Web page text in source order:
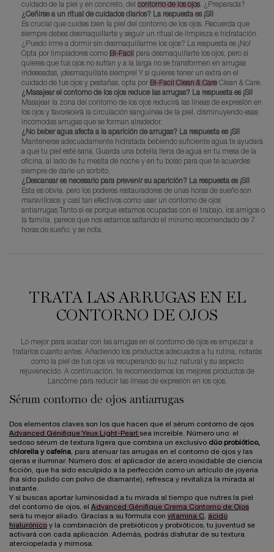
cuidado de la piel y en concreto, del contorno de los ojos . ¿Preparada?
¿Ceñirse a un ritual de cuidados diarios? La respuesta es ¡Sí!
Es crucial que cuides bien la piel del contorno de los ojos. Recuerda que
siempre debes desmaquillarte y seguir un ritual de limpieza e hidratación.
¿Puedo irme a dormir sin desmaquillarme los ojos? La respuesta es ¡No!
Opta por limpiadores como Bi-Facil
para desmaquillarte los ojos, pero si
quieres que tus ojos no sufran y a la larga no se transformen en arrugas
indeseadas, ¡desmaquíllate siempre! Y si quieres tener un extra en el
cuidado de tus ojos y pestañas, opta por Bi-Facil Clean & Care Clean & Care.
¿Masajear el contorno de los ojos reduce las arrugas? La respuesta es ¡Sí!
Masajear la zona del contorno de los ojos reducirá las líneas de expresión en
los ojos y favorecerá la circulación sanguínea de la piel, disminuyendo esas
incómodas arrugas que se forman alrededor.
¿No beber agua afecta a la aparición de arrugas? La respuesta es ¡Sí!
Mantenerse adecuadamente hidratada bebiendo suficiente agua te ayudará
a que tu piel esté sana. Guarda una botella llena de agua en tu mesa de la
oficina, al lado de tu mesita de noche y en tu bolso para que te acuerdes
siempre de darle un sorbito.
¿Descansar es necesario para prevenir su aparición? La respuesta es ¡Sí!
Esta es obvia, pero los poderes restauradores de unas horas de sueño son
maravillosos y casi tan efectivos como usar un contorno de ojos
antiarrugas.Tanto si es porque estamos ocupadas con el trabajo, los amigos o
la familia, parece que nos estamos saltando el mínimo recomendado de 7
horas de sueño; y se nota.
TRATA LAS ARRUGAS EN EL
CONTORNO DE OJOS
Lo mejor para acabar con las arrugas en el contorno de ojos es empezar a
tratarlos cuanto antes. Añadiendo los productos adecuados a tu rutina, notarás
como la piel de tus ojos va recuperando su luz natural y su aspecto
rejuvenecido. A continuación, te recomendamos los mejores productos de
Lancôme para reducir las líneas de expresión en los ojos.
Sérum contorno de ojos antiarrugas
Dos elementos claves son los que hacen que el sérum contorno de ojos
Advanced Génifique Yeux Light-Pearl sea increíble. Número uno: el
sedoso sérum de textura ligera que combina un exclusivo dúo probiótico,
chlorella y cafeína , para atenuar las arrugas en el contorno de ojos y las
ojeras e iluminar. Número dos: el aplicador de acero inoxidable de ciencia
ficción, que ha sido esculpido a la perfección como un artículo de joyería
(ha sido pulido con polvo de diamante), refresca y revitaliza la mirada al
instante.
Y si buscas aportar luminosidad a tu mirada al tiempo que nutres la piel
del contorno de ojos, el Advanced Génifique Crema Contorno de Ojos
será tu mejor aliado. Gracias a su fórmula con vitamina C
ácido
hialurónico y la combinación de prebióticos y probióticos, tu juventud se
activará con cada aplicación. Además, podrás disfrutar de su textura
aterciopelada y mimosa.